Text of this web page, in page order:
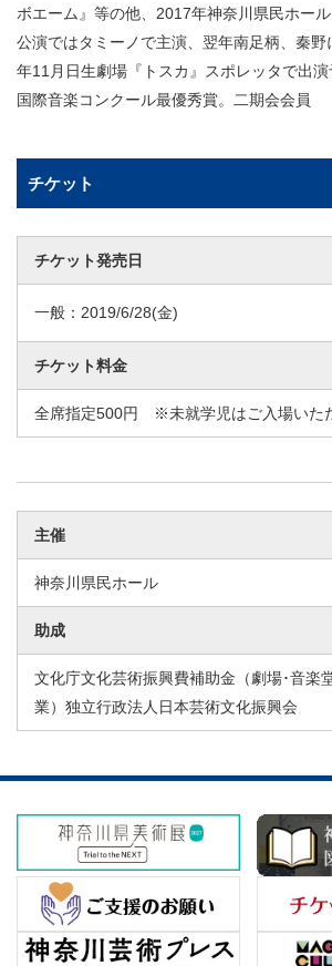
ボエーム』等の他、2017年神奈川県民ホー
公演ではタミーノで主演、翌年南足柄、秦野
年11月日生劇場『トスカ』スポレッタで出
国際音楽コンクール最優秀賞。二期会会員
チケット
チケット発売日
一般： 2019/6/28(金)
チケット料金
全席指定500円 ※未就学児はご入場いた
主催
神奈川県民ホール
助成
文化庁文化芸術振興費補助金（劇場･音楽
業）独立行政法人日本芸術文化振興会